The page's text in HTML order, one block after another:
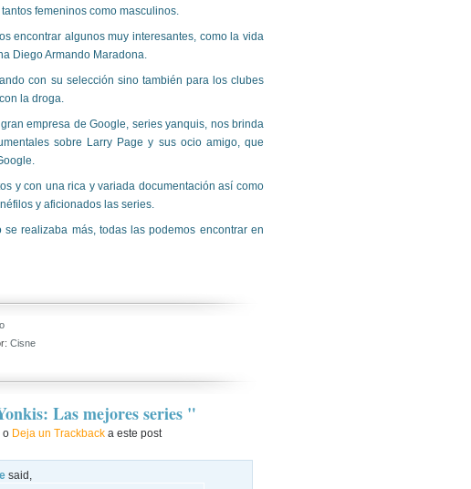
femeninos como masculinos.
encontrar algunos muy interesantes, como la vida
Diego Armando Maradona.
con su selección sino también para los clubes
la droga.
empresa de Google, series yanquis, nos brinda
sobre Larry Page y sus ocio amigo, que
y con una rica y variada documentación así como
y aficionados las series.
realizaba más, todas las podemos encontrar en
Cisne
Las mejores series "
o Deja un Trackback a este post
said,